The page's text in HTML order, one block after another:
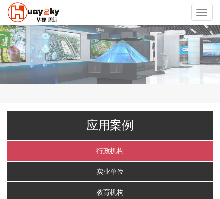
应用案例
行政机构
实业单位
教育机构